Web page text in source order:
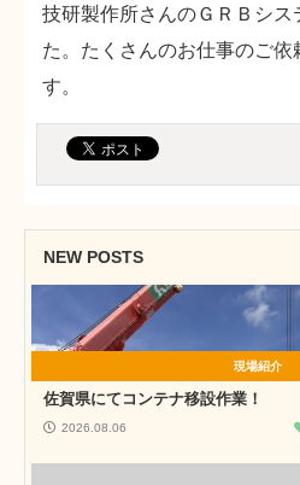
技研製作所さんのＧＲＢシス
た。たくさんのお仕事のご依
す。
NEW POSTS
現場紹介
佐賀県にてコンテナ移設作業！
2026.08.06